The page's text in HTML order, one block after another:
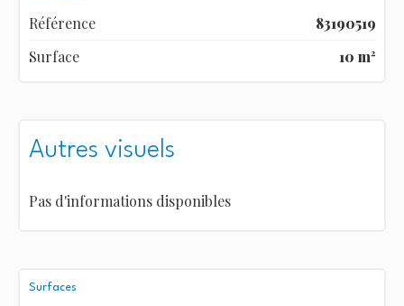
Référence
83190519
Surface
10 m²
Autres visuels
Pas d'informations disponibles
Surfaces